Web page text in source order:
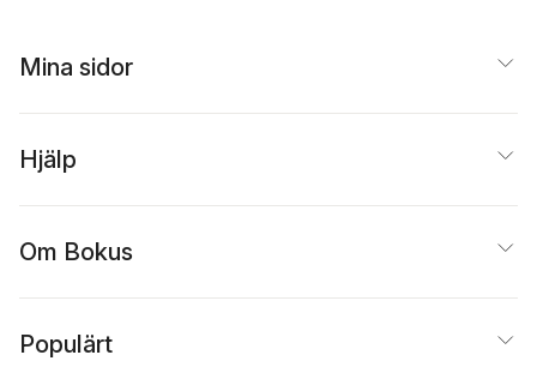
Mina sidor
Hjälp
Om Bokus
Populärt